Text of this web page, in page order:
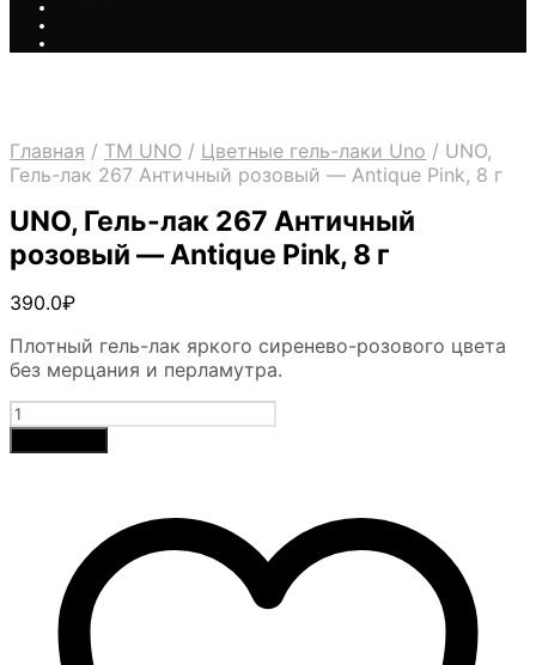
Главная / ТМ UNO / Цветные гель-лаки Uno / UNO,
Гель-лак 267 Античный розовый — Antique Pink, 8 г
UNO, Гель-лак 267 Античный
розовый — Antique Pink, 8 г
390.0₽
Плотный гель-лак яркого сиренево-розового цвета
без мерцания и перламутра.
Количество
товара
UNO,
Античный
розовый
Antique